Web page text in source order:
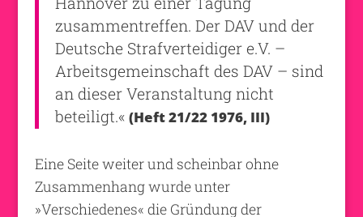
zusammentreffen. Der DAV und der
Deutsche Strafverteidiger e.V. –
Arbeitsgemeinschaft des DAV – sind
an dieser Veranstaltung nicht
beteiligt.« (Heft 21/22 1976, III)
Eine Seite weiter und scheinbar ohne
Zusammenhang wurde unter
»Verschiedenes« die Gründung der